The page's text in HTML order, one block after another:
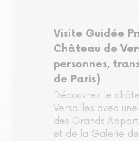
Visite Guidée
Château de
personnes,
de Paris)
Découvrez le
Versailles avec
des Grands
et de la Galerie